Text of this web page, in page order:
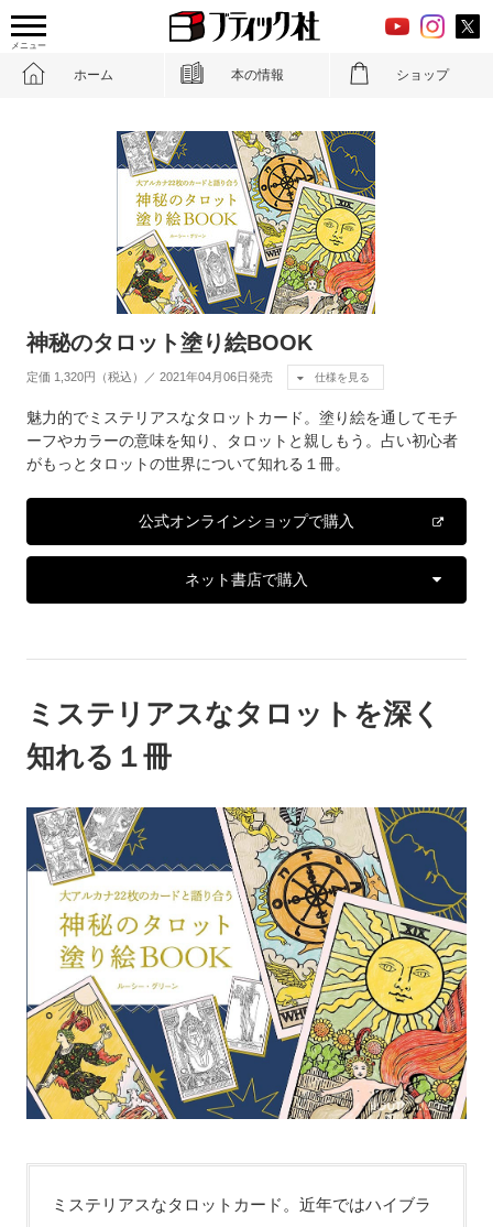
メニュー
ホーム 本の情報 ショップ
神秘のタロット塗り絵BOOK
定価 1,320円（税込）／ 2021年04月06日発売 仕様を見る
魅力的でミステリアスなタロットカード。塗り絵を通してモチ
ーフやカラーの意味を知り、タロットと親しもう。占い初心者
がもっとタロットの世界について知れる１冊。
公式オンラインショップで購入
ネット書店で購入
ミステリアスなタロットを深く
知れる１冊
ミステリアスなタロットカード。近年ではハイブラ